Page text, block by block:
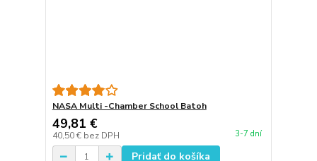
NASA Multi -Chamber School Batoh
49,81 €
40,50 € bez DPH 3-7 dní
Pridať do košíka